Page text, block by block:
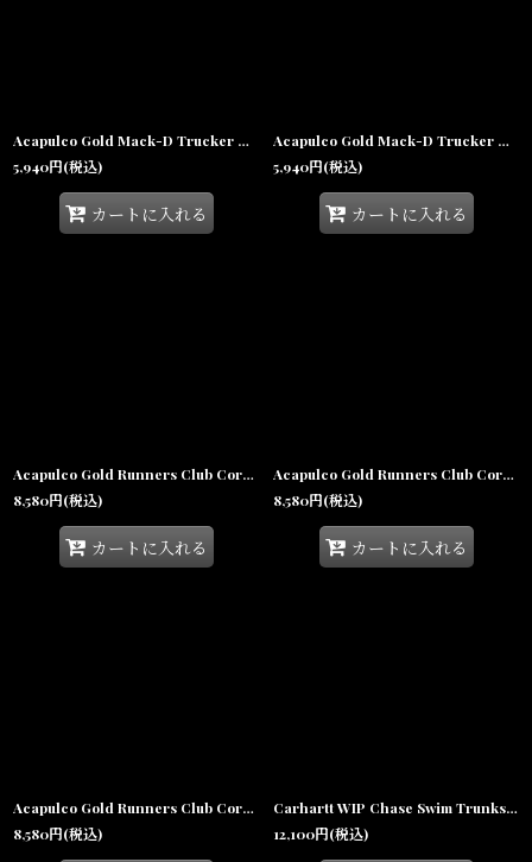
Acapulco Gold Mack-D Trucker Cap Camo アカプルコゴールド トラッカーキャップ メッシュキャップ ハイクラウン 帽子
5,940円(税込)
カートに入れる
Acapulco Gold Mack-D Trucker Cap Black アカプルコゴールド トラッカーキャップ メッシュキャップ ハイクラウン 帽子
5,940円(税込)
カートに入れる
Acapulco Gold Runners Club Corduroy Boat Cap Green アカプルコゴールド ランナーズクラブ コーデュロイ ボートキャップ 5パネルキャップ 帽子
8,580円(税込)
カートに入れる
Acapulco Gold Runners Club Corduroy Boat Cap Navy アカプルコゴールド ランナーズクラブ コーデュロイ ボートキャップ 5パネルキャップ 帽子
8,580円(税込)
カートに入れる
Acapulco Gold Runners Club Corduroy Boat Cap Black アカプルコゴールド ランナーズクラブ コーデュロイ ボートキャップ 5パネルキャップ 帽子
8,580円(税込)
Carhartt WIP Chase Swim Trunks Blue チェイス スイムトランクス 水陸両用 ショートパンツ
12,100円(税込)